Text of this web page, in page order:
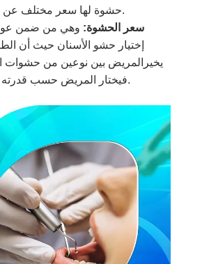
حشوة لها سعر مختلف عن الأخرى.
سعر الحشوة: وهي من ضمن
إختيار حشو الأسنان حيث أن
يخيرالمريض بين نوعين من حشوات
فيختار المريض حسب قدرته المادية.